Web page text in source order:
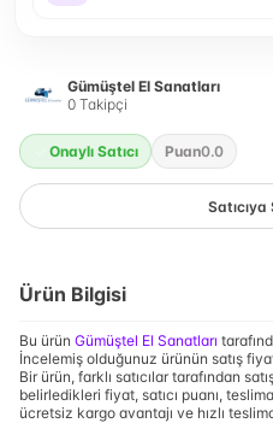
Gümüştel El Sanatları
0 Takipçi
Onaylı Satıcı Puan0.0
Satıcıya
Ürün Bilgisi
Bu ürün Gümüştel El Sanatları
İncelemiş olduğunuz ürünün satış
Bir ürün, farklı satıcılar tarafından
belirledikleri fiyat, satıcı puanı,
ücretsiz kargo avantajı ve hızlı